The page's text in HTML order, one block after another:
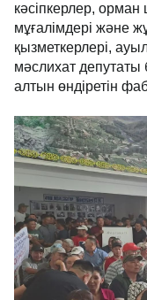
кәсіпкерлер,
мұғалімдері және
қызметкерлері,
мәслихат
алтын өндіретін